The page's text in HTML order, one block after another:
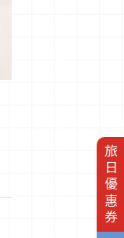
旅日優惠券